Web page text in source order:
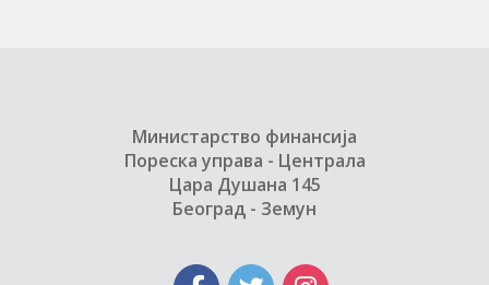
Министарство финансија
Пореска управа - Централа
Цара Душана 145
Београд - Земун